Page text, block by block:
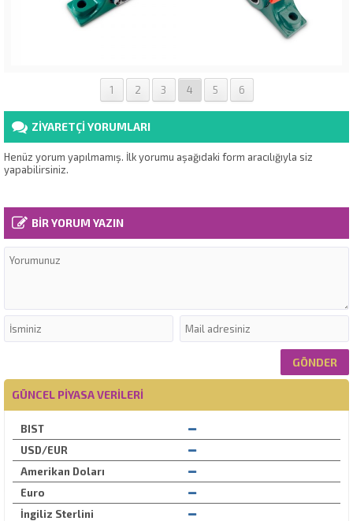
1 2 3 4 5 6
ZİYARETÇİ YORUMLARI
Henüz yorum yapılmamış. İlk yorumu aşağıdaki form aracılığıyla siz
yapabilirsiniz.
BİR YORUM YAZIN
GÜNCEL PIYASA VERILERI
BIST
USD/EUR
Amerikan Doları
Euro
İngiliz Sterlini